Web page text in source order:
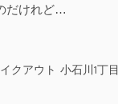
だけれど…
クアウト 小石川1丁目